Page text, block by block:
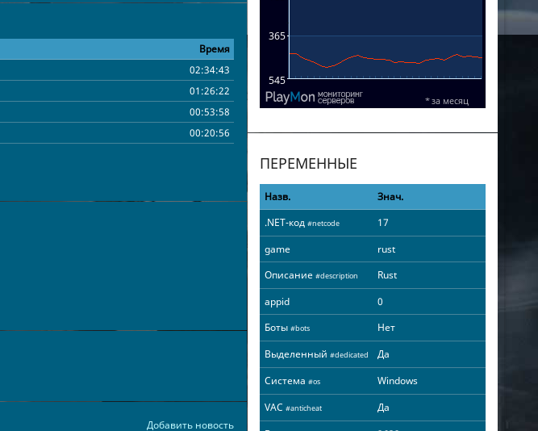
Время
02:34:43
01:26:22
00:53:58
00:20:56
Добавить новость
ПЕРЕМЕННЫЕ
Назв.
Знач.
.NET-код #netcode
17
game
rust
Описание #description
Rust
appid
0
Боты #bots
Нет
Выделенный #dedicated
Да
Система #os
Windows
VAC #anticheat
Да